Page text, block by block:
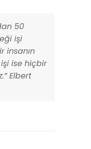
50
işi
insanın
ise hiçbir
Elbert